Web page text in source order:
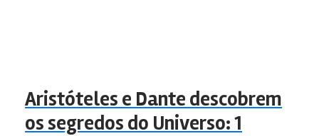
Aristóteles e Dante descobrem
os segredos do Universo: 1